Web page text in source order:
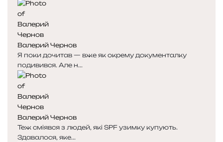
Валерий Чернов
Я поки дочитав — вже як окрему документалку
подивився. Але н...
Валерий Чернов
Теж сміявся з людей, які SPF узимку купують.
Здавалося, яке...